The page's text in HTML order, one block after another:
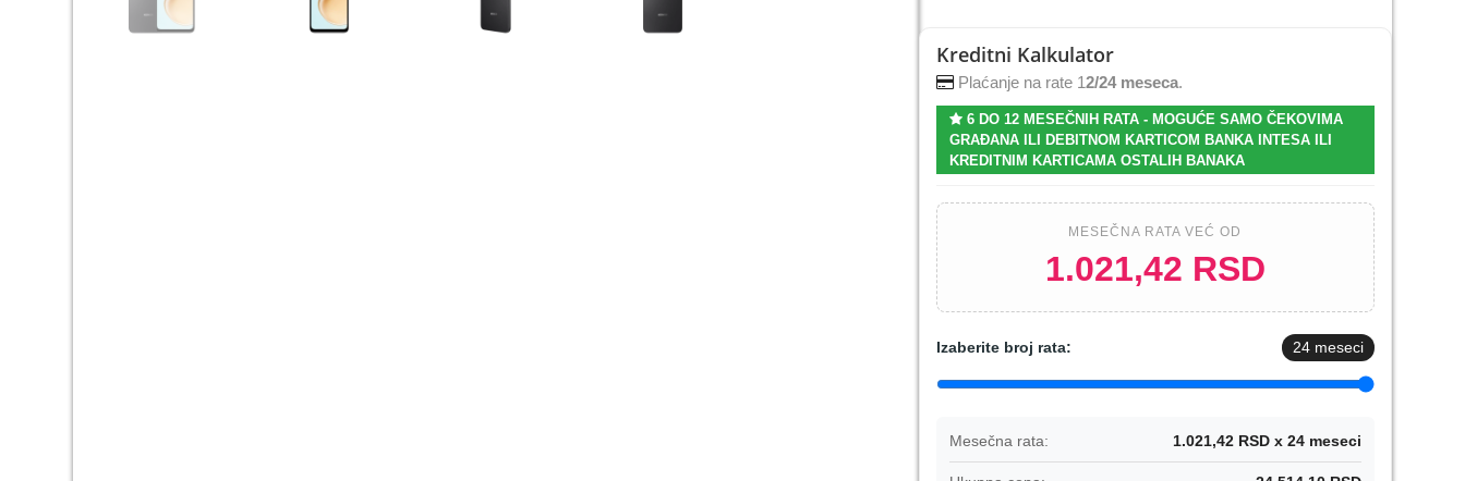
Kreditni Kalkulator
Plaćanje na rate 12/24 meseca.
6 DO 12 MESEČNIH RATA - MOGUĆE SAMO ČEKOVIMA
GRAĐANA ILI DEBITNOM KARTICOM BANKA INTESA ILI
KREDITNIM KARTICAMA OSTALIH BANAKA
MESEČNA RATA VEĆ OD
1.021,42 RSD
Izaberite broj rata: 24meseci
Mesečna rata: 1.021,42 RSD x 24 meseci